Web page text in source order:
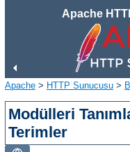
Apache
Apache > HTTP Sunucusu >
Modülleri
Terimler